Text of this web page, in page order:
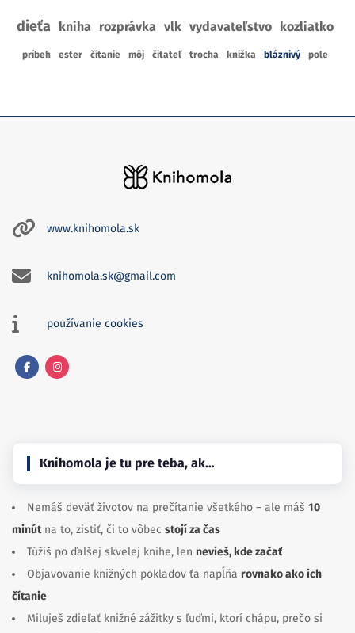
dieťa kniha rozprávka vlk vydavateľstvo kozliatko
príbeh ester čítanie môj čitateľ trocha knižka bláznivý pole
www.knihomola.sk
knihomola.sk@gmail.com
používanie cookies
Knihomola je tu pre teba, ak…
Nemáš deväť životov na prečítanie všetkého – ale máš 10
minútna to, zistiť, či to vôbec stojí za čas
Túžiš po ďalšej skvelej knihe, len nevieš, kde začať
Objavovanie knižných pokladov ťa napĺňa rovnako ako ich
čítanie
Miluješ zdieľať knižné zážitky s ľuďmi, ktorí chápu, prečo si